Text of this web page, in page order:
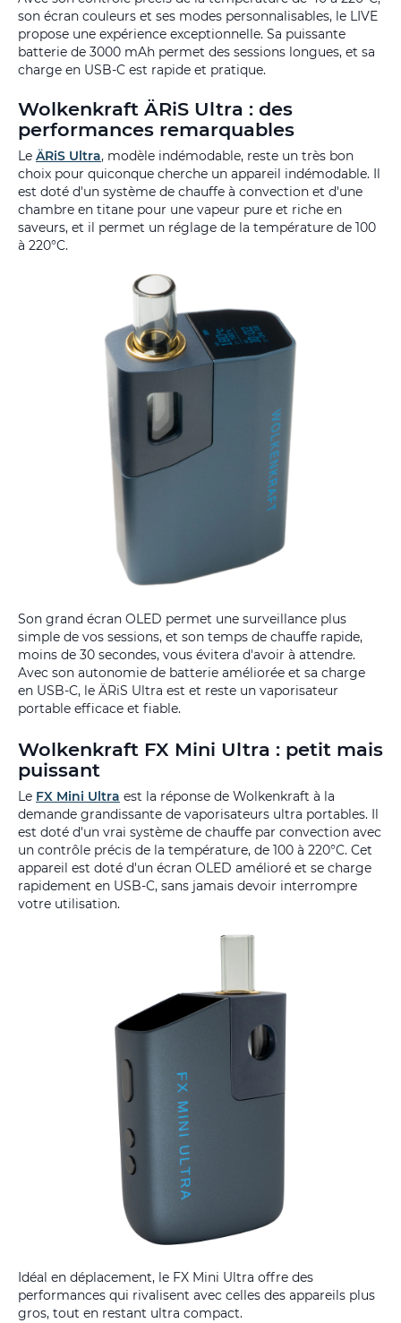
son écran couleurs et ses modes personnalisables, le LIVE
propose une expérience exceptionnelle. Sa puissante
batterie de 3000 mAh permet des sessions longues, et sa
charge en USB-C est rapide et pratique.
Wolkenkraft ÄRiS Ultra : des
performances remarquables
Le ÄRiS Ultra, modèle indémodable, reste un très bon
choix pour quiconque cherche un appareil indémodable. Il
est doté d'un système de chauffe à convection et d'une
chambre en titane pour une vapeur pure et riche en
saveurs, et il permet un réglage de la température de 100
à 220°C.
Son grand écran OLED permet une surveillance plus
simple de vos sessions, et son temps de chauffe rapide,
moins de 30 secondes, vous évitera d'avoir à attendre.
Avec son autonomie de batterie améliorée et sa charge
en USB-C, le ÄRiS Ultra est et reste un vaporisateur
portable efficace et fiable.
Wolkenkraft FX Mini Ultra : petit mais
puissant
Le FX Mini Ultra est la réponse de Wolkenkraft à la
demande grandissante de vaporisateurs ultra portables. Il
est doté d'un vrai système de chauffe par convection avec
un contrôle précis de la température, de 100 à 220°C. Cet
appareil est doté d'un écran OLED amélioré et se charge
rapidement en USB-C, sans jamais devoir interrompre
votre utilisation.
Idéal en déplacement, le FX Mini Ultra offre des
performances qui rivalisent avec celles des appareils plus
gros, tout en restant ultra compact.